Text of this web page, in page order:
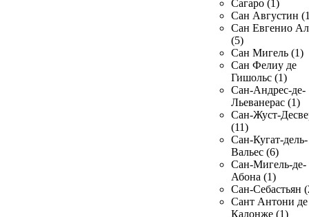
Сагаро (1)
Сан Августин
Сан Евгенио
(5)
Сан Мигель (1)
Сан Фелиу де
Гишольс (1)
Сан-Андрес-де-
Льеванерас (1)
Сан-Жуст-
(11)
Сан-Кугат-дель-
Вальес (6)
Сан-Мигель-де-
Абона (1)
Сан-Себастьян
Сант Антони де
Калонже (1)